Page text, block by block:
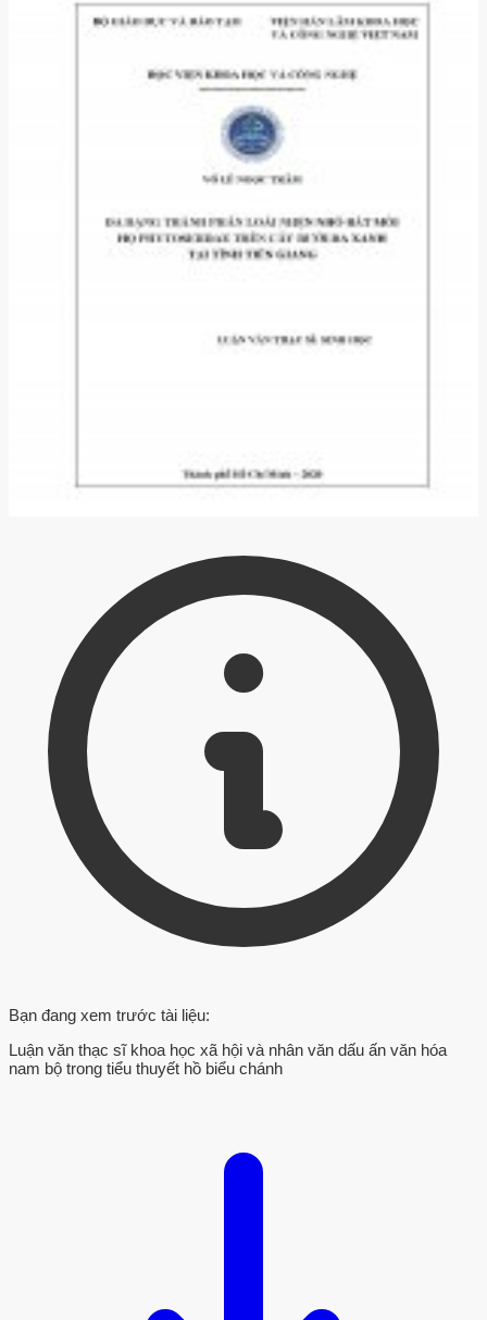
Bạn đang xem trước tài liệu:
Luận văn thạc sĩ khoa học xã hội và nhân văn dấu ấn văn hóa
nam bộ trong tiểu thuyết hồ biểu chánh